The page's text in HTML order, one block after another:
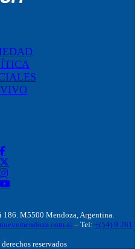
M5500 Mendoza, Argentina.
– Tel: +(54) 9 261
reservados